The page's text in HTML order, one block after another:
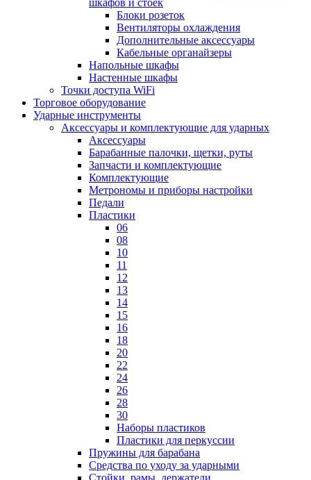
шкафов и стоек
Блоки розеток
Вентиляторы охлаждения
Дополнительные аксессуары
Кабельные органайзеры
Напольные шкафы
Настенные шкафы
Точки доступа WiFi
Торговое оборудование
Ударные инструменты
Аксессуары и комплектующие для ударных
Аксессуары
Барабанные палочки, щетки, руты
Запчасти и комплектующие
Комплектующие
Метрономы и приборы настройки
Педали
Пластики
06
08
10
11
12
13
14
15
16
18
20
22
24
26
28
30
Наборы пластиков
Пластики для перкуссии
Пружины для барабана
Средства по уходу за ударными
Стойки, рамы, держатели